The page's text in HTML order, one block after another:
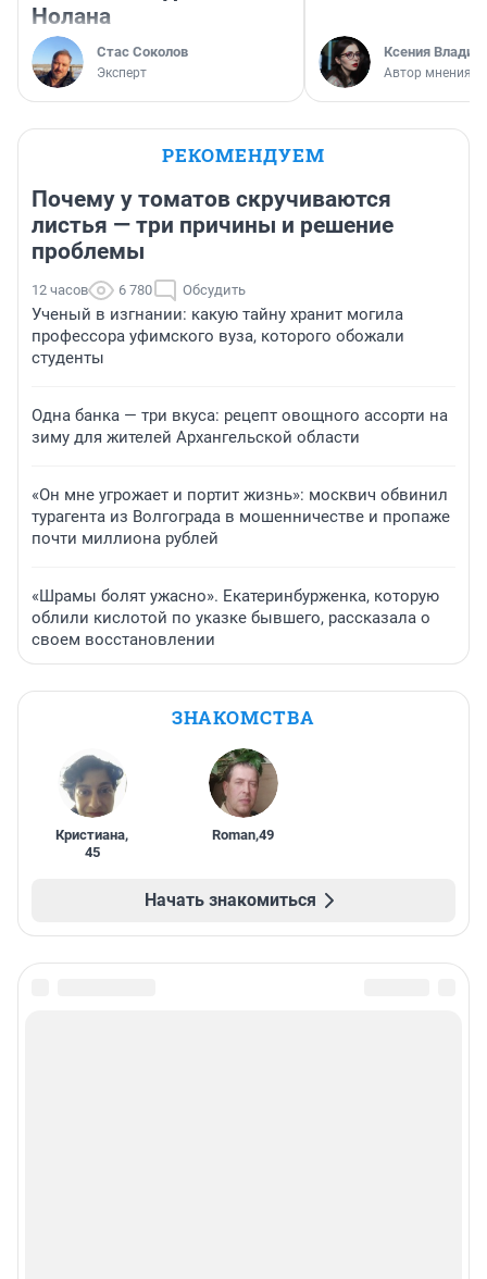
Нолана
Стас Соколов
Эксперт
Ксения
Автор мнения
РЕКОМЕНДУЕМ
Почему у томатов скручиваются
листья — три причины и решение
проблемы
12 часов 6 780 Обсудить
Ученый в изгнании: какую тайну хранит могила
профессора уфимского вуза, которого обожали
студенты
Одна банка — три вкуса: рецепт овощного ассорти на
зиму для жителей Архангельской области
«Он мне угрожает и портит жизнь»: москвич обвинил
турагента из Волгограда в мошенничестве и пропаже
почти миллиона рублей
«Шрамы болят ужасно». Екатеринбурженка, которую
облили кислотой по указке бывшего, рассказала о
своем восстановлении
ЗНАКОМСТВА
Кристиана,
45
Roman,49
Начать знакомиться